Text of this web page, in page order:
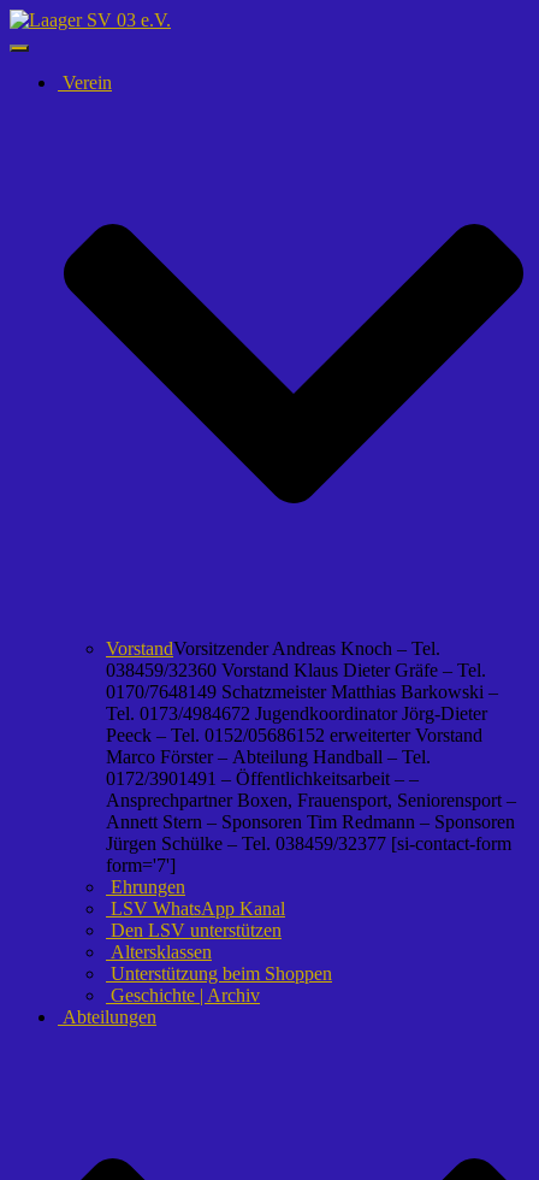
Navigation
umschalten
Verein
VorstandVorsitzender Andreas Knoch – Tel.
038459/32360 Vorstand Klaus Dieter Gräfe – Tel.
0170/7648149 Schatzmeister Matthias Barkowski –
Tel. 0173/4984672 Jugendkoordinator Jörg-Dieter
Peeck – Tel. 0152/05686152 erweiterter Vorstand
Marco Förster – Abteilung Handball – Tel.
0172/3901491 – Öffentlichkeitsarbeit – –
Ansprechpartner Boxen, Frauensport, Seniorensport –
Annett Stern – Sponsoren Tim Redmann – Sponsoren
Jürgen Schülke – Tel. 038459/32377 [si-contact-form
form='7']
Ehrungen
LSV WhatsApp Kanal
Den LSV unterstützen
Altersklassen
Unterstützung beim Shoppen
Geschichte | Archiv
Abteilungen